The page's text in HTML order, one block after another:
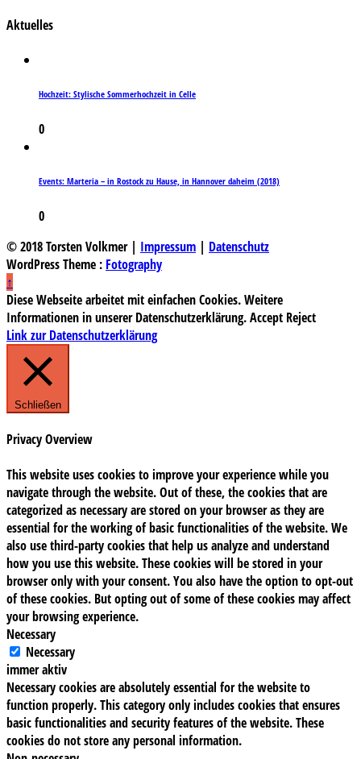
Aktuelles
Hochzeit: Stylische Sommerhochzeit in Celle
0
Events: Marteria – in Rostock zu Hause, in Hannover daheim (2018)
0
© 2018 Torsten Volkmer | Impressum | Datenschutz
WordPress Theme : Fotography
↑
Diese Webseite arbeitet mit einfachen Cookies. Weitere
Informationen in unserer Datenschutzerklärung.Accept Reject
Link zur Datenschutzerklärung
Schließen
Privacy Overview
This website uses cookies to improve your experience while you
navigate through the website. Out of these, the cookies that are
categorized as necessary are stored on your browser as they are
essential for the working of basic functionalities of the website. We
also use third-party cookies that help us analyze and understand
how you use this website. These cookies will be stored in your
browser only with your consent. You also have the option to opt-out
of these cookies. But opting out of some of these cookies may affect
your browsing experience.
Necessary
Necessary
immer aktiv
Necessary cookies are absolutely essential for the website to
function properly. This category only includes cookies that ensures
basic functionalities and security features of the website. These
cookies do not store any personal information.